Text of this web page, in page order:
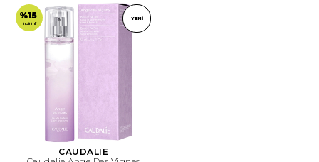
%15
indirimli
YENI
CAUDALIE